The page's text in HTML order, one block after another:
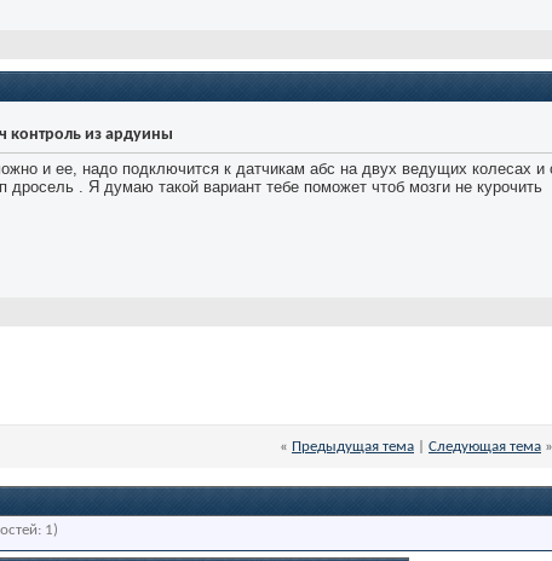
контроль из ардуины
и ее, надо подключится к датчикам абс на двух ведущих колесах
дросель . Я думаю такой вариант тебе поможет чтоб мозги не курочить
« Предыдущая тема Следующая тема »
1)